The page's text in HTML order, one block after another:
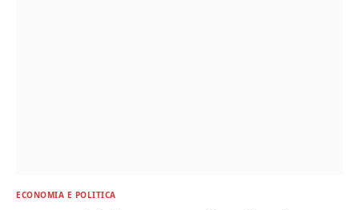
ECONOMIA E POLITICA